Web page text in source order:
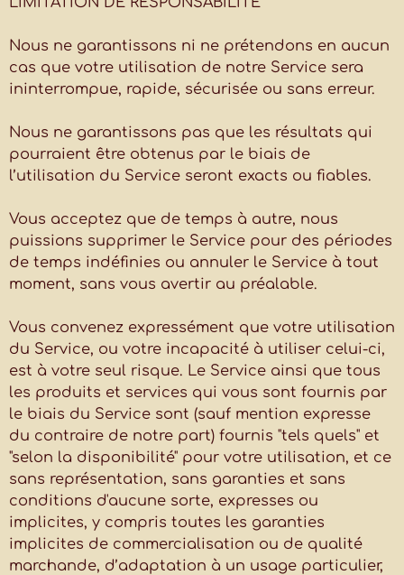
Nous ne garantissons ni ne prétendons en aucun
cas que votre utilisation de notre Service sera
ininterrompue, rapide, sécurisée ou sans erreur.
Nous ne garantissons pas que les résultats qui
pourraient être obtenus par le biais de
l’utilisation du Service seront exacts ou fiables.
Vous acceptez que de temps à autre, nous
puissions supprimer le Service pour des périodes
de temps indéfinies ou annuler le Service à tout
moment, sans vous avertir au préalable.
Vous convenez expressément que votre utilisation
du Service, ou votre incapacité à utiliser celui-ci,
est à votre seul risque. Le Service ainsi que tous
les produits et services qui vous sont fournis par
le biais du Service sont (sauf mention expresse
du contraire de notre part) fournis "tels quels" et
"selon la disponibilité" pour votre utilisation, et ce
sans représentation, sans garanties et sans
conditions d'aucune sorte, expresses ou
implicites, y compris toutes les garanties
implicites de commercialisation ou de qualité
marchande, d’adaptation à un usage particulier,